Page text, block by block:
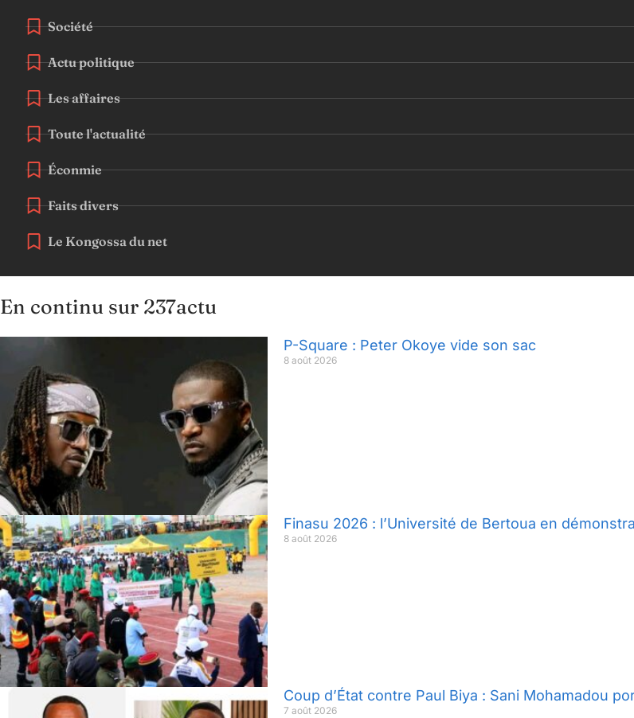
Société
Actu politique
Les affaires
Toute l'actualité
Éconmie
Faits divers
Le Kongossa du net
En continu sur 237actu
P-Square : Peter Okoye vide son sac
8 août 2026
Finasu 2026 : l’Université de Bertoua en
8 août 2026
Coup d’État contre Paul Biya : Sani Mohamadou
7 août 2026